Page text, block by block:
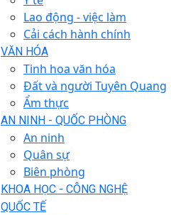
Lao động - việc làm
Cải cách hành chính
VĂN HÓA
Tinh hoa văn hóa
Đất và người Tuyên Quang
Ẩm thực
AN NINH - QUỐC PHÒNG
An ninh
Quân sự
Biên phòng
KHOA HỌC - CÔNG NGHỆ
QUỐC TẾ